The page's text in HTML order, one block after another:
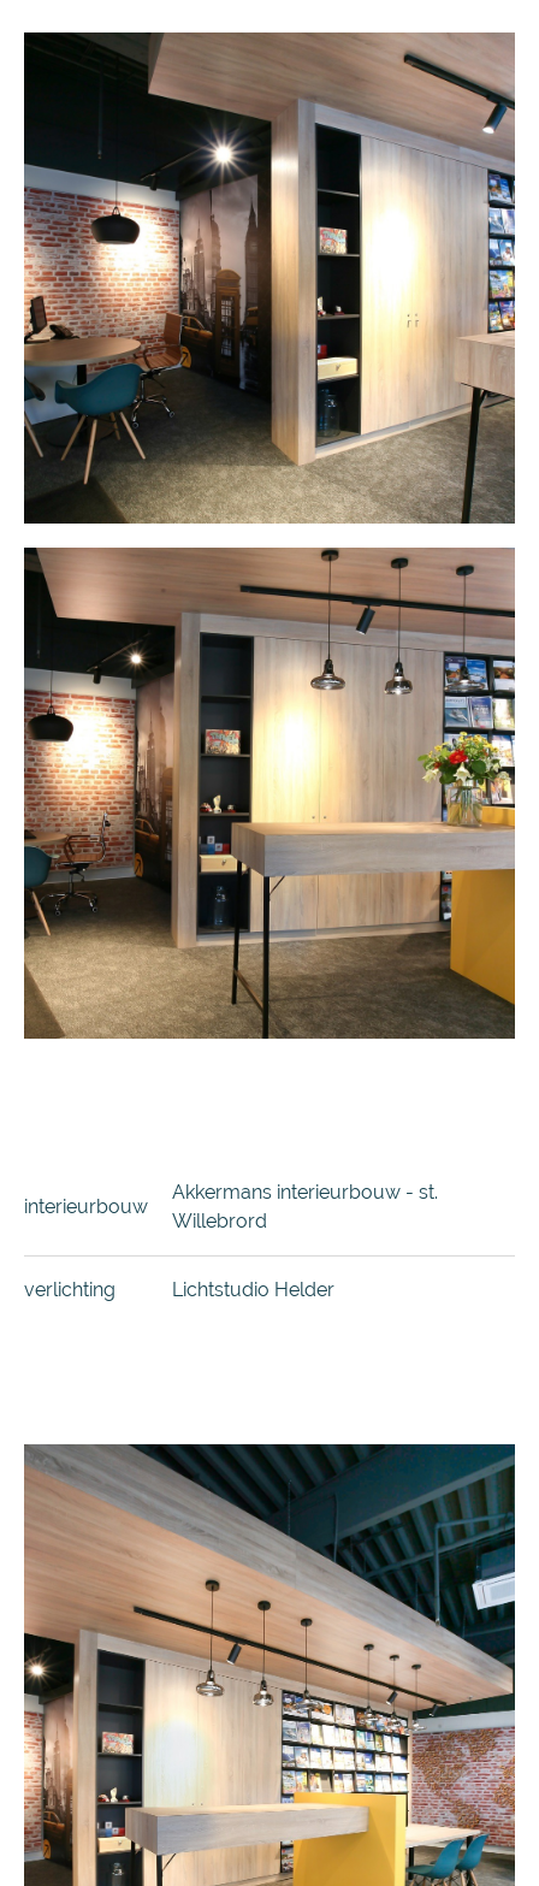
interieurbouw
Akkermans interieurbouw - st.
Willebrord
verlichting Lichtstudio Helder